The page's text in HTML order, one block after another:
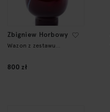
Zbigniew Horbowy
Wazon z zestawu
800 zł